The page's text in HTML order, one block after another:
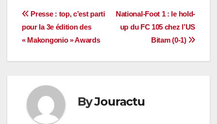
Navigation
de
l’article
National-Foot 1 : le hold-
up du FC 105 chez l’US
Bitam (0-1)
Presse : top, c’est parti
pour la 3e édition des
« Makongonio » Awards
ByJouractu